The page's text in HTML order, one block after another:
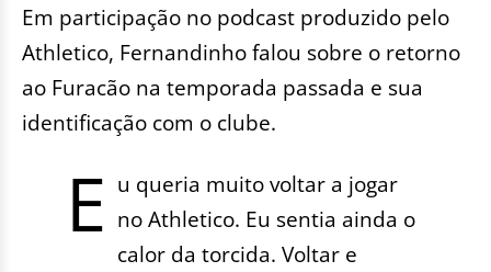
Em participação no podcast produzido pelo
Athletico, Fernandinho falou sobre o retorno
ao Furacão na temporada passada e sua
identificação com o clube.
E u queria muito voltar a jogar
no Athletico. Eu sentia ainda o
calor da torcida. Voltar e